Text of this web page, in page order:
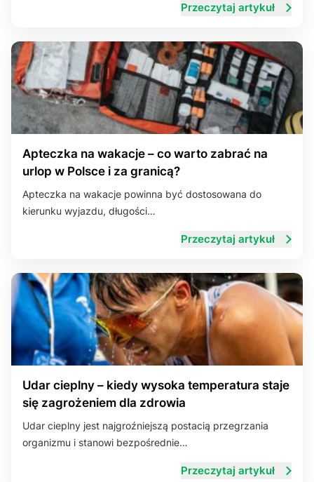
Przeczytaj artykuł
Apteczka na wakacje – co warto zabrać na
urlop w Polsce i za granicą?
Apteczka na wakacje powinna być dostosowana do
kierunku wyjazdu, długości…
Przeczytaj artykuł
Udar cieplny – kiedy wysoka temperatura staje
się zagrożeniem dla zdrowia
Udar cieplny jest najgroźniejszą postacią przegrzania
organizmu i stanowi bezpośrednie…
Przeczytaj artykuł